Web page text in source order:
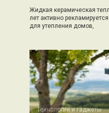
Жидкая керамическая
лет активно
для утепления домов,
Технологии и гаджеты